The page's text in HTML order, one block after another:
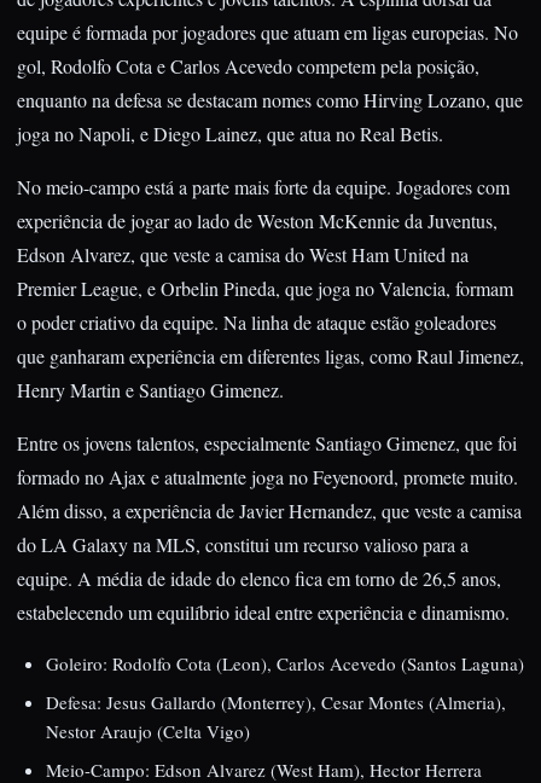
equipe é formada por jogadores que atuam em ligas europeias. No
gol, Rodolfo Cota e Carlos Acevedo competem pela posição,
enquanto na defesa se destacam nomes como Hirving Lozano, que
joga no Napoli, e Diego Lainez, que atua no Real Betis.
No meio-campo está a parte mais forte da equipe. Jogadores com
experiência de jogar ao lado de Weston McKennie da Juventus,
Edson Alvarez, que veste a camisa do West Ham United na
Premier League, e Orbelin Pineda, que joga no Valencia, formam
o poder criativo da equipe. Na linha de ataque estão goleadores
que ganharam experiência em diferentes ligas, como Raul Jimenez,
Henry Martin e Santiago Gimenez.
Entre os jovens talentos, especialmente Santiago Gimenez, que foi
formado no Ajax e atualmente joga no Feyenoord, promete muito.
Além disso, a experiência de Javier Hernandez, que veste a camisa
do LA Galaxy na MLS, constitui um recurso valioso para a
equipe. A média de idade do elenco fica em torno de 26,5 anos,
estabelecendo um equilíbrio ideal entre experiência e dinamismo.
Goleiro: Rodolfo Cota (Leon), Carlos Acevedo (Santos Laguna)
Defesa: Jesus Gallardo (Monterrey), Cesar Montes (Almeria),
Nestor Araujo (Celta Vigo)
Meio-Campo: Edson Alvarez (West Ham), Hector Herrera